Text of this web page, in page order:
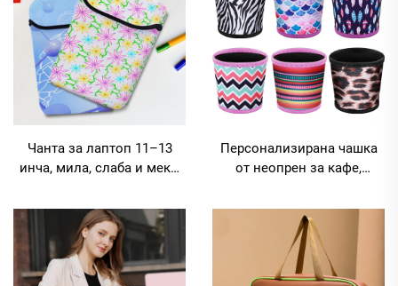
пръчици, ръкави за
ледени пръчици, ръкави
за ледени сладоледи
Чанта за лаптоп 11–13
инча, мила, слаба и мека,
училище и таблети
Персонализирана чашка
от неопрен за кафе,
топлоизолираща чашка